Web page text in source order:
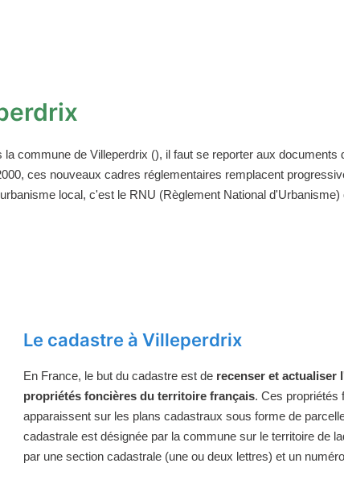
commune de Villeperdrix (), il faut se reporter aux documents
ces nouveaux cadres réglementaires remplacent
local, c'est le RNU (Règlement National d'Urbanisme)
Le cadastre à Villeperdrix
En France, le but du cadastre est de recenser et actualiser
propriétés foncières du territoire français. Ces propriétés
apparaissent sur les plans cadastraux sous forme de
cadastrale est désignée par la commune sur le territoire de
par une section cadastrale (une ou deux lettres) et un